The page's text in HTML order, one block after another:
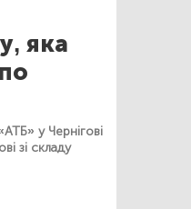
яка
у Чернігові
зі складу